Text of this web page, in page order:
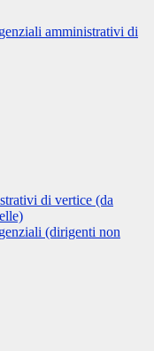
amministrativi di
di vertice (da
(dirigenti non